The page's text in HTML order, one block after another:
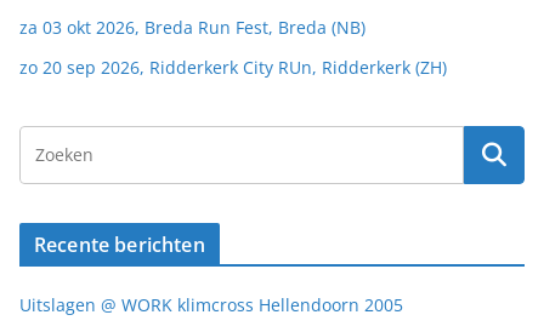
za 03 okt 2026, Breda Run Fest, Breda (NB)
zo 20 sep 2026, Ridderkerk City RUn, Ridderkerk (ZH)
Recente berichten
Uitslagen @ WORK klimcross Hellendoorn 2005